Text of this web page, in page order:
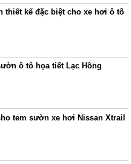
thiết kế đặc biệt cho xe hơi ô tô
ô tô họa tiết Lạc Hồng
tem sườn xe hơi Nissan Xtrail